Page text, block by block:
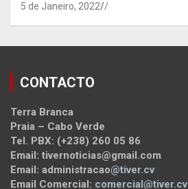
5 de Janeiro, 2022 /
CONTACTO
Terra Branca
Praia – Cabo Verde
Tel. PBX: (+238) 260 05 86
Email: tivernoticias@gmail.com
Email: administracao@tiver.cv
Email Comercial: comercial@tiver.cv